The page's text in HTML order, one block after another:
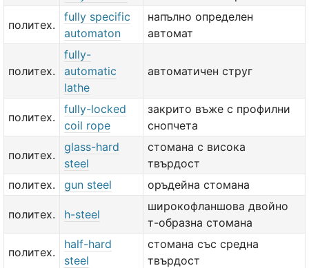
политех.
fully specific
automaton
напълно определен
автомат
политех.
fully-
automatic
lathe
автоматичен струг
политех.
fully-locked
coil rope
закрито въже с профилни
снопчета
политех.
glass-hard
steel
стомана с висока
твърдост
политех.
gun steel оръдейна стомана
политех. h-steel
широкофланшова двойно
т-образна стомана
политех.
half-hard
steel
стомана със средна
твърдост